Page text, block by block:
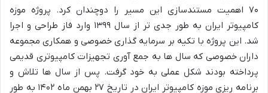
۷۰ اهمیت مستندسازی این مسیر را دوچندان کرد. پروژه موزه
کامپیوتر ایران به طور جدی تر از سال ۱۳۹۹ وارد فاز طراحی و اجرا
شد. این پروژه با تکیه بر سرمایه گذاری خصوصی و همکاری مجموعه
داران خصوصی که سال ها به جمع آوری تجهیزات کامپیوتری قدیمی
پرداخته بودند شکل عملی به خود گرفت. پس از سال ها تلاش و
برنامه ریزی موزه کامپیوتر ایران در تاریخ ۲۷ بهمن ماه ۱۴۰۲ به طور